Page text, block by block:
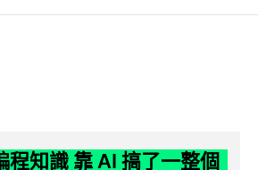
程知識 靠 AI 搞了一整個